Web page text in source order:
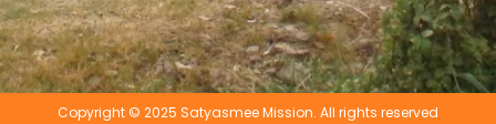
Copyright © 2025 Satyasmee Mission. All rights reserved